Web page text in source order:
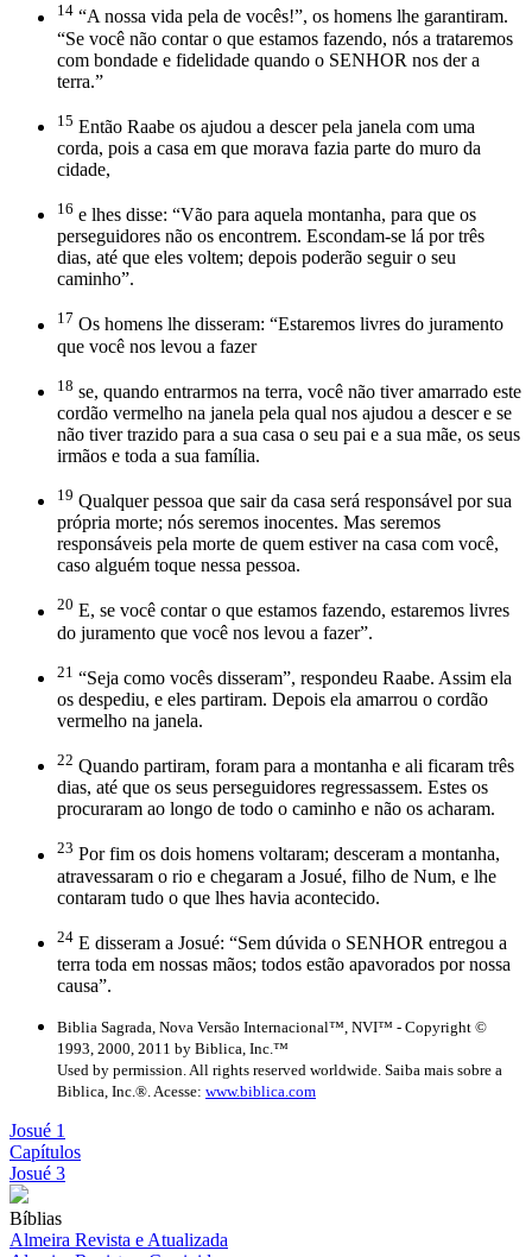
14 “A nossa vida pela de vocês!”, os homens lhe garantiram.
“Se você não contar o que estamos fazendo, nós a trataremos
com bondade e fidelidade quando o SENHOR nos der a
terra.”
15 Então Raabe os ajudou a descer pela janela com uma
corda, pois a casa em que morava fazia parte do muro da
cidade,
16 e lhes disse: “Vão para aquela montanha, para que os
perseguidores não os encontrem. Escondam-se lá por três
dias, até que eles voltem; depois poderão seguir o seu
caminho”.
17 Os homens lhe disseram: “Estaremos livres do juramento
que você nos levou a fazer
18 se, quando entrarmos na terra, você não tiver amarrado este
cordão vermelho na janela pela qual nos ajudou a descer e se
não tiver trazido para a sua casa o seu pai e a sua mãe, os seus
irmãos e toda a sua família.
19 Qualquer pessoa que sair da casa será responsável por sua
própria morte; nós seremos inocentes. Mas seremos
responsáveis pela morte de quem estiver na casa com você,
caso alguém toque nessa pessoa.
20 E, se você contar o que estamos fazendo, estaremos livres
do juramento que você nos levou a fazer”.
21 “Seja como vocês disseram”, respondeu Raabe. Assim ela
os despediu, e eles partiram. Depois ela amarrou o cordão
vermelho na janela.
22 Quando partiram, foram para a montanha e ali ficaram três
dias, até que os seus perseguidores regressassem. Estes os
procuraram ao longo de todo o caminho e não os acharam.
23 Por fim os dois homens voltaram; desceram a montanha,
atravessaram o rio e chegaram a Josué, filho de Num, e lhe
contaram tudo o que lhes havia acontecido.
24 E disseram a Josué: “Sem dúvida o SENHOR entregou a
terra toda em nossas mãos; todos estão apavorados por nossa
causa”.
Biblia Sagrada, Nova Versão Internacional™, NVI™ - Copyright ©
1993, 2000, 2011 by Biblica, Inc.™
Used by permission. All rights reserved worldwide. Saiba mais sobre a
Biblica, Inc.®. Acesse: www.biblica.com
Josué 1
Capítulos
Josué 3
Bíblias
Almeira Revista e Atualizada